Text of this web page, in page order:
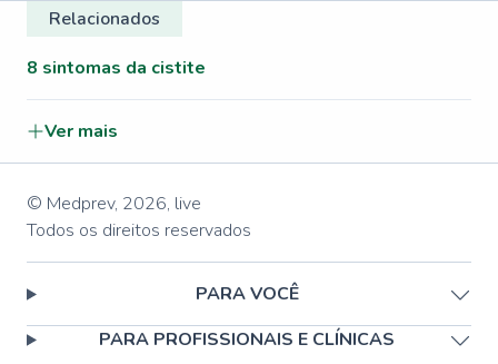
Relacionados
8 sintomas da cistite
Ver mais
© Medprev, 2026, live
Todos os direitos reservados
PARA VOCÊ
PARA PROFISSIONAIS E CLÍNICAS